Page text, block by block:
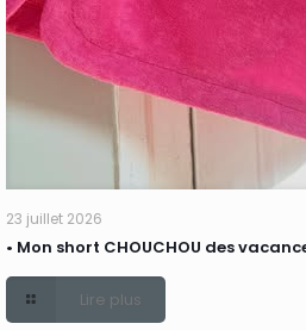
23 juillet 2026
• Mon short CHOUCHOU des
Lire plus